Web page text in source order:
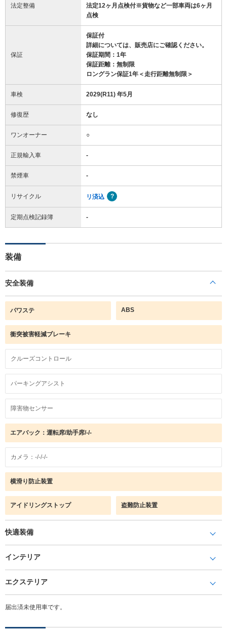
法定整備
法定12ヶ月点検付※貨物など一部車両は6ヶ月
点検
保証
保証付
詳細については、販売店にご確認ください。
保証期間：1年
保証距離：無制限
ロングラン保証1年＜走行距離無制限＞
車検 2029(R11) 年5月
修復歴 なし
ワンオーナー ○
正規輸入車 -
禁煙車 -
リサイクル リ済込
定期点検記録簿 -
装備
安全装備
パワステ ABS
衝突被害軽減ブレーキ
クルーズコントロール
パーキングアシスト
障害物センサー
エアバック：運転席/助手席/-/-
カメラ：-/-/-/-
横滑り防止装置
アイドリングストップ 盗難防止装置
快適装備
インテリア
エクステリア
届出済未使用車です。